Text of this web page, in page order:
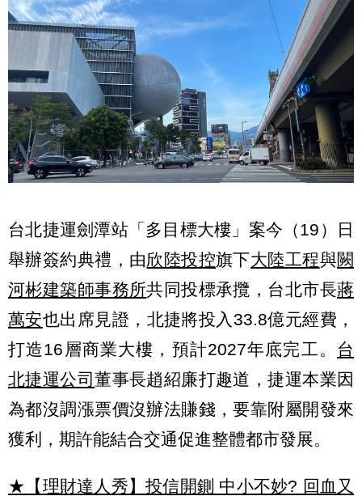
台北捷運劍潭站「多目標大樓」案今（19）日
舉辦簽約典禮，由欣陸投控旗下大陸工程與闕
河彬建築師事務所共同投標承攬，台北市長蔣
萬安也出席見證，北捷將投入33.8億元經費，
打造16層商業大樓，預計2027年底完工。 台
北捷運公司董事長趙紹廉打趣道，捷運本業因
為都沒調漲票價沒辦法賺錢，要靠附屬開發來
獲利，期許能結合交通促進整體都市發展。
★【理財達人秀】投信開鍘 中小不妙? 回血又